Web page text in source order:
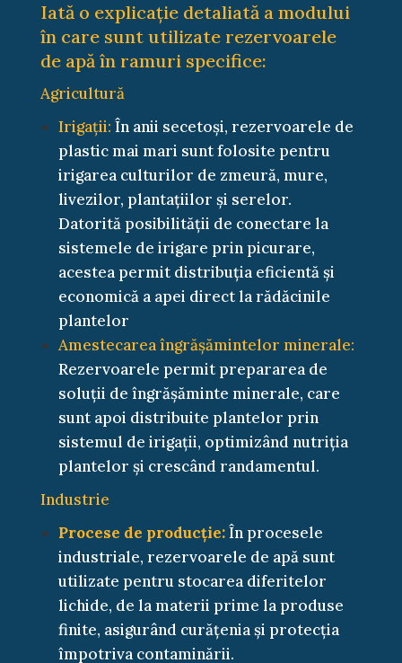
Iată o explicație detaliată a modului
în care sunt utilizate rezervoarele
de apă în ramuri specifice:
Agricultură
Irigații: În anii secetoși, rezervoarele de
plastic mai mari sunt folosite pentru
irigarea culturilor de zmeură, mure,
livezilor, plantațiilor și serelor.
Datorită posibilității de conectare la
sistemele de irigare prin picurare,
acestea permit distribuția eficientă și
economică a apei direct la rădăcinile
plantelor
Amestecarea îngrășămintelor minerale:
Rezervoarele permit prepararea de
soluții de îngrășăminte minerale, care
sunt apoi distribuite plantelor prin
sistemul de irigații, optimizând nutriția
plantelor și crescând randamentul.
Industrie
Procese de producție:În procesele
industriale, rezervoarele de apă sunt
utilizate pentru stocarea diferitelor
lichide, de la materii prime la produse
finite, asigurând curățenia și protecția
împotriva contaminării.